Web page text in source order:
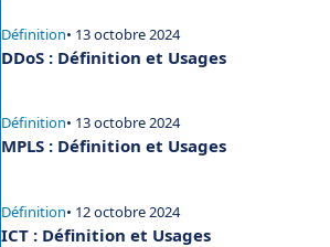
Définition• 13 octobre 2024
DDoS : Définition et Usages
Définition• 13 octobre 2024
MPLS : Définition et Usages
Définition• 12 octobre 2024
ICT : Définition et Usages